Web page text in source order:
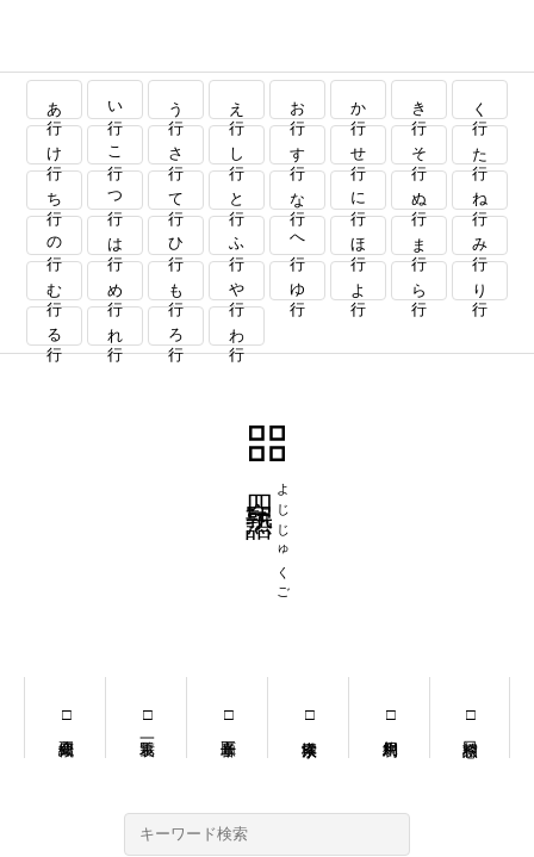
あ行 い行 う行 え行 お行 か行 き行 く行
け行 こ行 さ行 し行 す行 せ行 そ行 た行
ち行 つ行 て行 と行 な行 に行 ぬ行 ね行
の行 は行 ひ行 ふ行 へ行 ほ行 ま行 み行
む行 め行 も行 や行 ゆ行 よ行 ら行 り行
る行 れ行 ろ行 わ行
よじじゅくご